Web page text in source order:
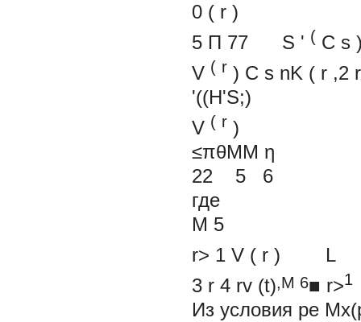
0 ( r )
5 П 77 S ' ( C s
V ( r ) C s nK ( r ,2 r
'((H'S;)
V ( r )
≤πθMM η
22 5 6
где
M 5
r> 1 V ( r )
3 r 4 rv (t),M 6■ r>1
Из условия рe